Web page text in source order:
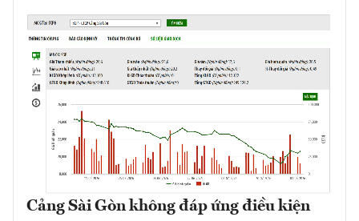
Cảng Sài Gòn không đáp ứng điều kiện